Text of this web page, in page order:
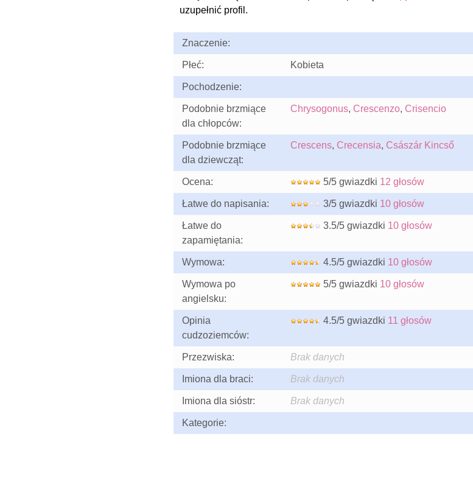
uzupełnić profil.
Znaczenie:
Płeć: Kobieta
Pochodzenie:
Podobnie brzmiące
dla chłopców:
Chrysogonus, Crescenzo, Crisencio
Podobnie brzmiące
dla dziewcząt:
Crescens, Crecensia, Császár Kincső
Ocena: 5/5 gwiazdki 12 głosów
Łatwe do napisania: 3/5 gwiazdki 10 głosów
Łatwe do
zapamiętania:
3.5/5 gwiazdki 10 głosów
Wymowa: 4.5/5 gwiazdki 10 głosów
Wymowa po
angielsku:
5/5 gwiazdki 10 głosów
Opinia
cudzoziemców:
4.5/5 gwiazdki 11 głosów
Przezwiska: Brak danych
Imiona dla braci: Brak danych
Imiona dla sióstr: Brak danych
Kategorie: